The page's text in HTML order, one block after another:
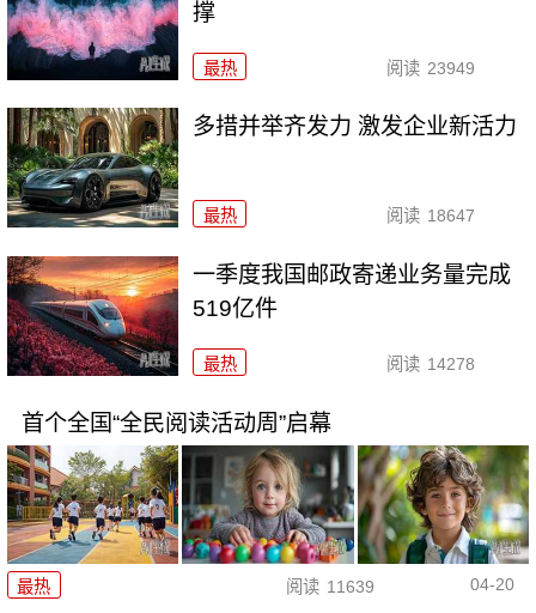
撑
最热 阅读 23949
多措并举齐发力 激发企业新活力
最热 阅读 18647
一季度我国邮政寄递业务量完成
519亿件
最热 阅读 14278
首个全国“全民阅读活动周”启幕
最热 阅读 11639 04-20